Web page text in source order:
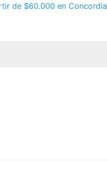
de $60.000 en Concordia